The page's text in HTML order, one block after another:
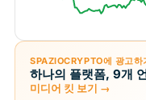
SPAZIOCRYPTO에 광고하
하나의 플랫폼, 9개
미디어 킷 보기 →